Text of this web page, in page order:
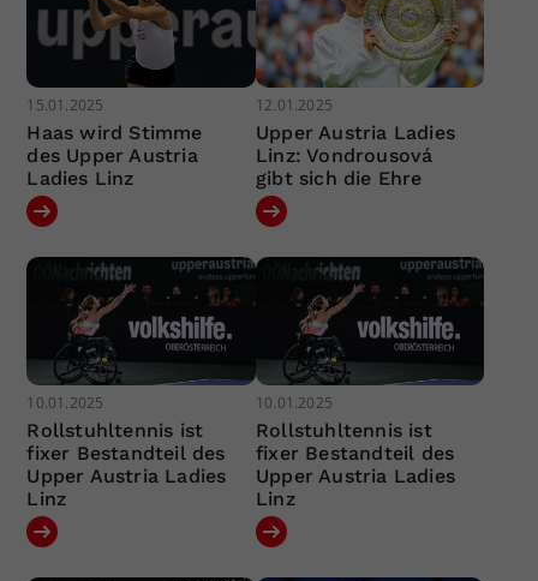
15.01.2025
Haas wird Stimme
des Upper Austria
Ladies Linz
12.01.2025
Upper Austria Ladies
Linz: Vondrousová
gibt sich die Ehre
10.01.2025
Rollstuhltennis ist
fixer Bestandteil des
Upper Austria Ladies
Linz
10.01.2025
Rollstuhltennis ist
fixer Bestandteil des
Upper Austria Ladies
Linz